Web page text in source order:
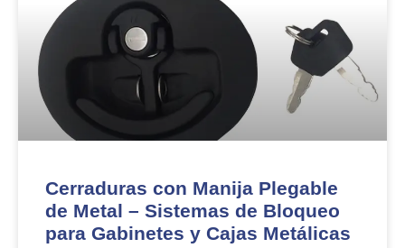
Cerraduras con Manija Plegable
de Metal – Sistemas de Bloqueo
para Gabinetes y Cajas Metálicas